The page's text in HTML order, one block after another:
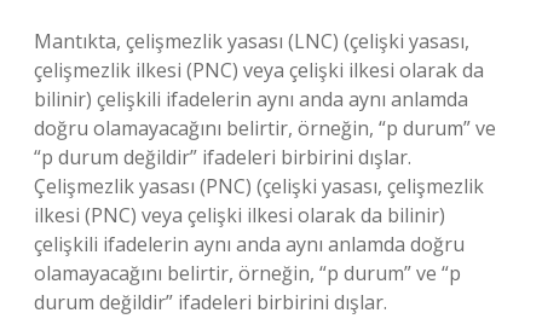
Mantıkta, çelişmezlik yasası (LNC) (çelişki yasası,
çelişmezlik ilkesi (PNC) veya çelişki ilkesi olarak da
bilinir) çelişkili ifadelerin aynı anda aynı anlamda
doğru olamayacağını belirtir, örneğin, “p durum” ve
“p durum değildir” ifadeleri birbirini dışlar.
Çelişmezlik yasası (PNC) (çelişki yasası, çelişmezlik
ilkesi (PNC) veya çelişki ilkesi olarak da bilinir)
çelişkili ifadelerin aynı anda aynı anlamda doğru
olamayacağını belirtir, örneğin, “p durum” ve “p
durum değildir” ifadeleri birbirini dışlar.